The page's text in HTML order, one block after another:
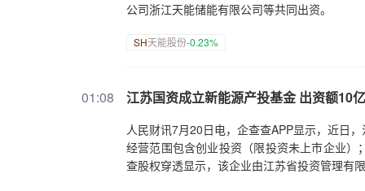
公司浙江天能储能有限公司等共同出资。
SH天能股份-0.23%
01:08 江苏国资成立新能源产投基金 出资额10
人民财讯7月20日电，企查查APP显示，近日
经营范围包含创业投资（限投资未上市企业
查股权穿透显示，该企业由江苏省投资管理有